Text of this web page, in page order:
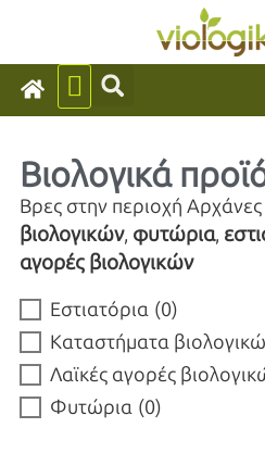
Βιολογικά
Βρες στην περιοχή Αρχάνες
βιολογικών, φυτώρια,
αγορές βιολογικών
Εστιατόρια (0)
Καταστήματα
Λαϊκές αγορές
Φυτώρια (0)